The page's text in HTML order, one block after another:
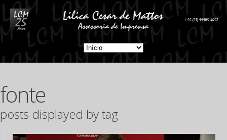
fonte
posts displayed by tag